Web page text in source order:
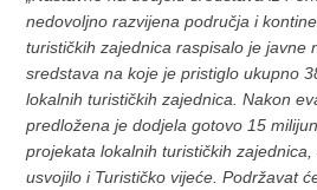
nedovoljno razvijena područja i
turističkih zajednica raspisalo je javne
sredstava na koje je pristiglo ukupno
lokalnih turističkih zajednica. Nakon
predložena je dodjela gotovo 15
projekata lokalnih turističkih
usvojilo i Turističko vijeće. Podržavat